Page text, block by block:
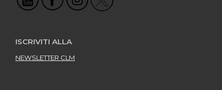
ISCRIVITI ALLA
NEWSLETTER CLM